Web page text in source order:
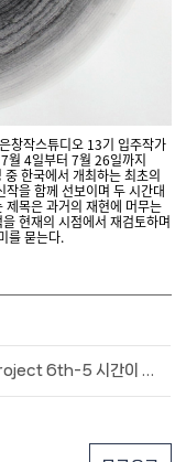
창작스튜디오 13기 입주작가
월 4일부터 7월 26일까지
한국에서 개최하는 최초의
을 함께 선보이며 두 시간대
제목은 과거의 재현에 머무는
현재의 시점에서 재검토하며
를 묻는다.
Young&Young Artist Project 6th-5 시간이 남긴 흔적